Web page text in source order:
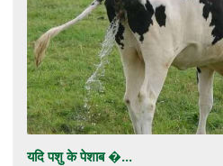
यदि पशु के पेशाब �...